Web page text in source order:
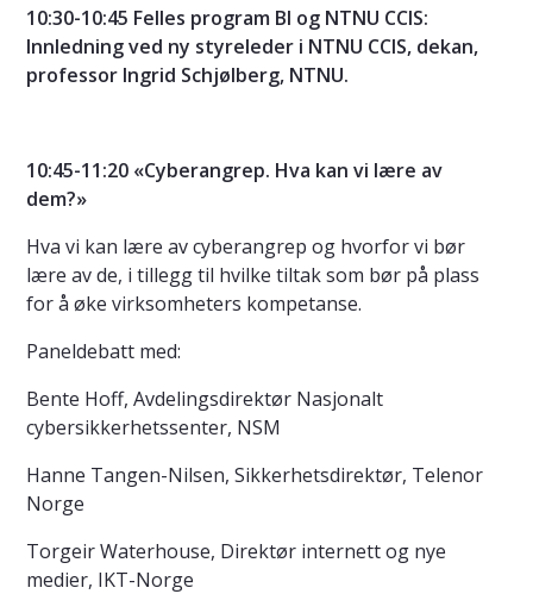
10:30-10:45 Felles program BI og NTNU CCIS:
Innledning ved ny styreleder i NTNU CCIS, dekan,
professor Ingrid Schjølberg, NTNU.
10:45-11:20 «Cyberangrep. Hva kan vi lære av
dem?»
Hva vi kan lære av cyberangrep og hvorfor vi bør
lære av de, i tillegg til hvilke tiltak som bør på plass
for å øke virksomheters kompetanse.
Paneldebatt med:
Bente Hoff, Avdelingsdirektør Nasjonalt
cybersikkerhetssenter, NSM
Hanne Tangen-Nilsen, Sikkerhetsdirektør, Telenor
Norge
Torgeir Waterhouse, Direktør internett og nye
medier, IKT-Norge